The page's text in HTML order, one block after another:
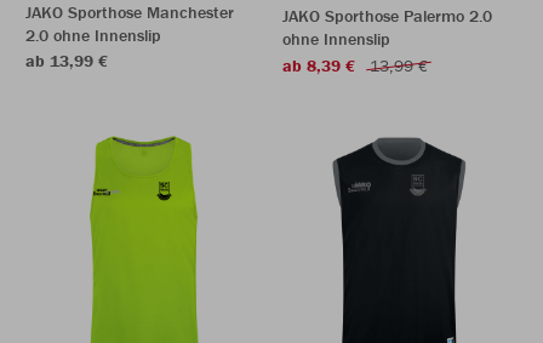
JAKO Sporthose Manchester
2.0 ohne Innenslip
ab 13,99 €
JAKO Sporthose Palermo 2.0
ohne Innenslip
ab 8,39 €
13,99 €